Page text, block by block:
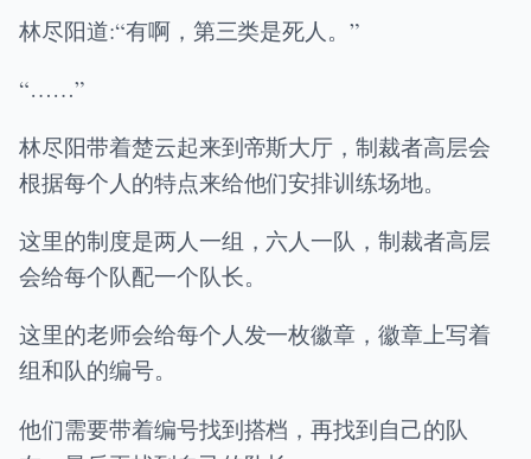
林尽阳道:“有啊，第三类是死人。”
“……”
林尽阳带着楚云起来到帝斯大厅，制裁者高层会
根据每个人的特点来给他们安排训练场地。
这里的制度是两人一组，六人一队，制裁者高层
会给每个队配一个队长。
这里的老师会给每个人发一枚徽章，徽章上写着
组和队的编号。
他们需要带着编号找到搭档，再找到自己的队